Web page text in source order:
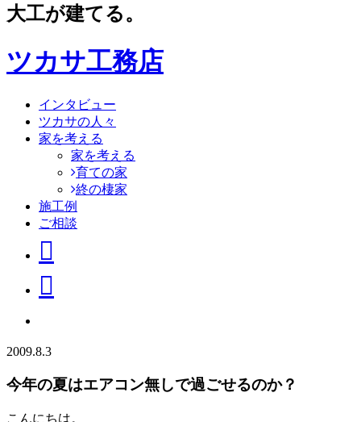
大工が建てる。
ツカサ工務店
インタビュー
ツカサの人々
家を考える
家を考える
育ての家
終の棲家
施工例
ご相談
2009.8.3
今年の夏はエアコン無しで過ごせるのか？
こんにちは。